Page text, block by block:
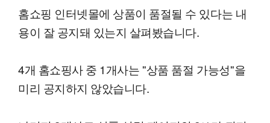
홈쇼핑 인터넷몰에 상품이 품절될 수 있다는 내
용이 잘 공지돼 있는지 살펴봤습니다.
4개 홈쇼핑사 중 1개사는 ''상품 품절 가능성''을
미리 공지하지 않았습니다.